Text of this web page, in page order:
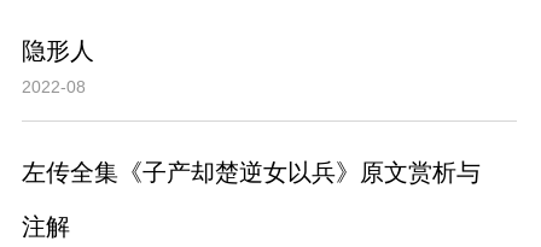
隐形人
2022-08
左传全集《子产却楚逆女以兵》原文赏析与
注解